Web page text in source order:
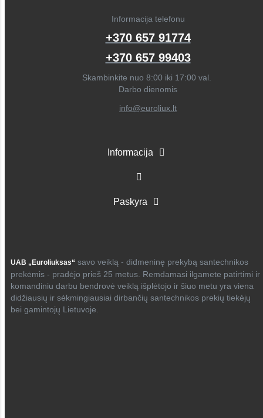
Informacija telefonu
+370 657 91774
+370 657 99403
Skambinkite nuo 8:00 iki 17:00 val.
Darbo dienomis
info@euroliux.lt
Informacija
Paskyra
UAB „Euroliuksas“ savo veiklą - didmeninę prekybą santechnikos
prekėmis - pradėjo prieš 25 metus. Remdamasi ilgamete patirtimi ir
komandiniu darbu bendrovė veiklą išplėtojo ir šiuo metu yra viena
didžiausių ir sėkmingiausiai dirbančių santechnikos prekių tiekėjų
bei gamintojų Lietuvoje.